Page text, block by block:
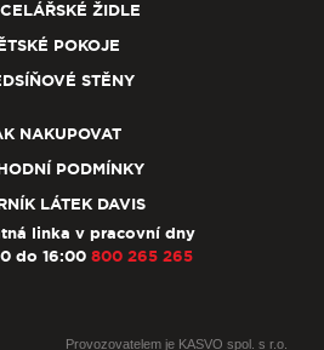
ŽIDLE
POKOJE
STĚNY
NAKUPOVAT
PODMÍNKY
LÁTEK DAVIS
linka v pracovní dny
do 16:00 800 265 265
Provozovatelem je KASVO spol. s r.o.